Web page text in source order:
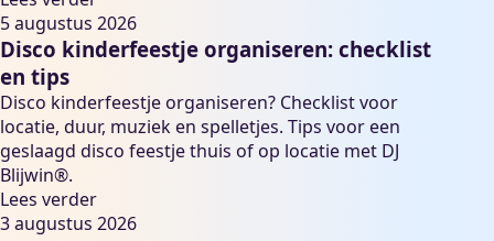
5 augustus 2026
Disco kinderfeestje organiseren: checklist
en tips
Disco kinderfeestje organiseren? Checklist voor
locatie, duur, muziek en spelletjes. Tips voor een
geslaagd disco feestje thuis of op locatie met DJ
Blijwin®.
Lees verder
3 augustus 2026